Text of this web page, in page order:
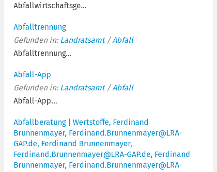
Abfallwirtschaftsge...
Abfalltrennung
Gefunden in: Landratsamt/Abfall
Abfalltrennung...
Abfall-App
Gefunden in: Landratsamt/Abfall
Abfall-App...
Abfallberatung | Wertstoffe, Ferdinand
Brunnenmayer, Ferdinand.Brunnenmayer@LRA-
GAP.de, Ferdinand Brunnenmayer,
Ferdinand.Brunnenmayer@LRA-GAP.de, Ferdinand
Brunnenmayer, Ferdinand.Brunnenmayer@LRA-